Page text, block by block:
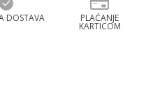
DOSTAVA PLAĆANJE
KARTICOM